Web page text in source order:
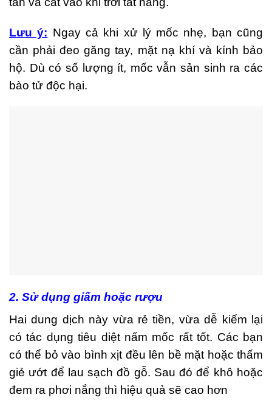
Lưu ý: Ngay cả khi xử lý mốc nhẹ, bạn cũng
cần phải đeo găng tay, mặt nạ khí và kính bảo
hộ. Dù có số lượng ít, mốc vẫn sản sinh ra các
bào tử độc hại.
2. Sử dụng giấm hoặc rượu
Hai dung dịch này vừa rẻ tiền, vừa dễ kiếm lại
có tác dụng tiêu diệt nấm mốc rất tốt. Các bạn
có thể bỏ vào bình xịt đều lên bề mặt hoặc thấm
giẻ ướt để lau sạch đồ gỗ. Sau đó để khô hoặc
đem ra phơi nắng thì hiệu quả sẽ cao hơn